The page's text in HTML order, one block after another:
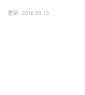
更新: 2016.03.13